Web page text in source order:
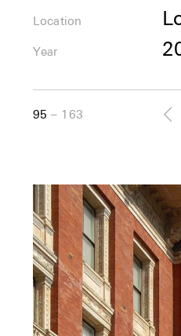
Location
Year
95 163